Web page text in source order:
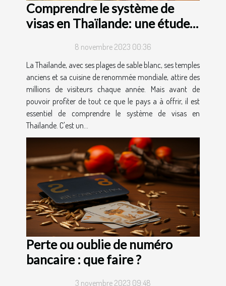
Comprendre le système de
visas en Thaïlande: une étude
8 novembre 2023 00:36
La Thaïlande, avec ses plages de sable blanc, ses temples
anciens et sa cuisine de renommée mondiale, attire des
millions de visiteurs chaque année. Mais avant de
pouvoir profiter de tout ce que le pays a à offrir, il est
essentiel de comprendre le système de visas en
Thaïlande. C'est un...
Perte ou oublie de numéro
bancaire : que faire ?
3 novembre 2023 09:48